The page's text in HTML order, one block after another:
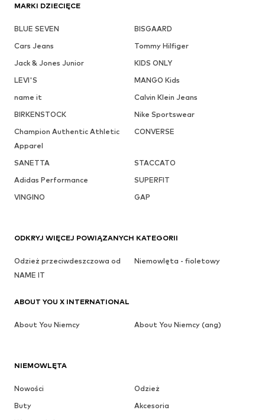
MARKI DZIECIĘCE
BLUE SEVEN
BISGAARD
Cars Jeans
Tommy Hilfiger
Jack & Jones Junior
KIDS ONLY
LEVI'S
MANGO Kids
name it
Calvin Klein Jeans
BIRKENSTOCK
Nike Sportswear
Champion Authentic Athletic
Apparel
CONVERSE
SANETTA
STACCATO
Adidas Performance
SUPERFIT
VINGINO
GAP
NIEMOWLĘTA
Nowości
Odzież
Buty
Akcesoria
ODKRYJ WIĘCEJ POWIĄZANYCH KATEGORII
Odzież przeciwdeszczowa od
NAME IT
Niemowlęta - fioletowy
ABOUT YOU X INTERNATIONAL
About You Niemcy About You Niemcy (ang)